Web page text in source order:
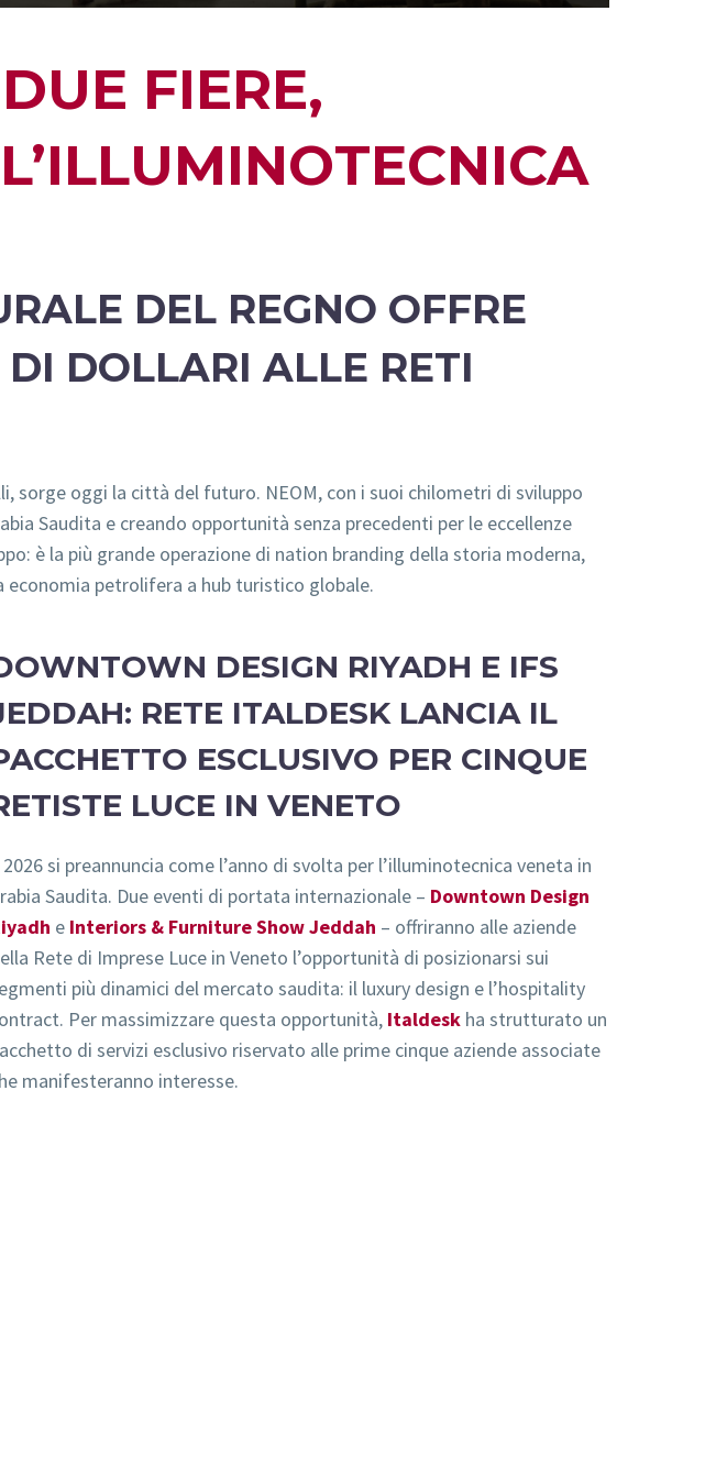
FIERE,
DEL REGNO OFFRE
DOLLARI ALLE RETI
sorge oggi la città del futuro. NEOM, con i suoi chilometri di sviluppo
Saudita e creando opportunità senza precedenti per le eccellenze
è la più grande operazione di nation branding della storia moderna,
petrolifera a hub turistico globale.
DESIGN RIYADH E IFS
RETE ITALDESK LANCIA IL
ESCLUSIVO PER CINQUE
LUCE IN VENETO
2026 si preannuncia come l’anno di svolta per l’illuminotecnica veneta in
Saudita. Due eventi di portata internazionale – Downtown Design
e Interiors & Furniture Show Jeddah – offriranno alle aziende
Rete di Imprese Luce in Veneto l’opportunità di posizionarsi sui
più dinamici del mercato saudita: il luxury design e l’hospitality
Per massimizzare questa opportunità, Italdesk ha strutturato un
di servizi esclusivo riservato alle prime cinque aziende associate
manifesteranno interesse.